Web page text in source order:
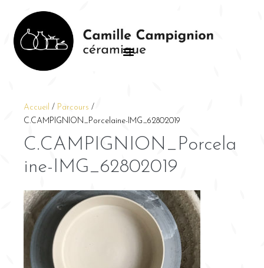
Accueil / Parcours /
C.CAMPIGNION_Porcelaine-IMG_62802019
C.CAMPIGNION_Porcela
ine-IMG_62802019